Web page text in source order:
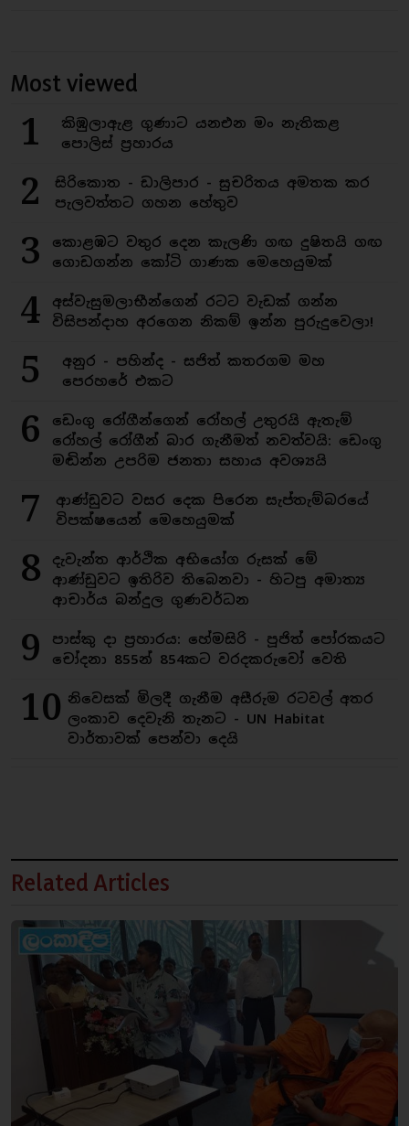
Most viewed
1
කිඹුලාඇළ ගුණාට යනඑන මං නැතිකළ
පොලිස් ප්‍රහාරය
2
සිරිකොත - ඩාලිපාර - සුචරිතය අමතක කර
පැලවත්තට ගහන හේතුව
3
කොළඹට වතුර දෙන කැලණි ගඟ දුෂිතයි ගඟ
ගොඩගන්න කෝටි ගාණක මෙහෙයුමක්
4
අස්වැසුමලාභීන්ගෙන් රටට වැඩක් ගන්න
විසිපන්දාහ අරගෙන නිකම් ඉන්න පුරුදුවෙලා!
5
අනුර - පහින්ද - සජිත් කතරගම මහ
පෙරහරේ එකට
6
ඩෙංගු රෝගීන්ගෙන් රෝහල් උතුරයි ඇතැම්
රෝහල් රෝගීන් බාර ගැනීමත් නවත්වයි: ඩෙංගු
මඬින්න උපරිම ජනතා සහාය අවශ්‍යයි
7
ආණ්ඩුවට වසර දෙක පිරෙන සැප්තැම්බරයේ
විපක්ෂයෙන් මෙහෙයුමක්
8
දැවැන්ත ආර්ථික අභියෝග රුසක් මේ
ආණ්ඩුවට ඉතිරිව තිබෙනවා - හිටපු අමාත්‍ය
ආචාර්ය බන්දුල ගුණවර්ධන
9
පාස්කු දා ප්‍රහාරය: හේමසිරි - පූජිත් පෝරකයට
චෝදනා 855න් 854කට වරදකරුවෝ වෙති
10 නිවෙසක් මිලදී ගැනීම අසීරුම රටවල් අතර
ලංකාව දෙවැනි තැනට - UN Habitat
වාර්තාවක් පෙන්වා දෙයි
Related Articles